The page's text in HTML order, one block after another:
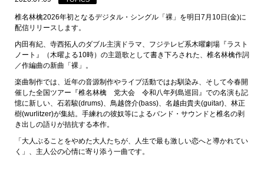
椎名林檎2026年初となるデジタル・シングル「裸」を明日7月10日(金)に
配信リリースします。
内田有紀、寺西拓人のダブル主演ドラマ、フジテレビ系木曜劇場『ラスト
ノート』（木曜よる10時）の主題歌として書き下ろされた、椎名林檎作詞
／作編曲の新曲「裸」。
楽曲制作では、近年の音源制作やライブ活動ではお馴染み、そして今春開
催した全国ツアー『椎名林檎 党大会 令和八年列島巡回』での名演も記
憶に新しい、石若駿(drums)、鳥越啓介(bass)、名越由貴夫(guitar)、林正
樹(wurlitzer)が集結。手練れの彼奴等によるバンド・サウンドと椎名の剥
き出しの語りが拮抗する本作。
「大人ぶることをやめた大人たちが、人生で最も激しい恋へと導かれてい
く」、主人公の心情に寄り添う一曲です。